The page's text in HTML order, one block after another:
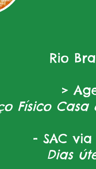
Rio
>
Físico Casa
- SAC via
Dias